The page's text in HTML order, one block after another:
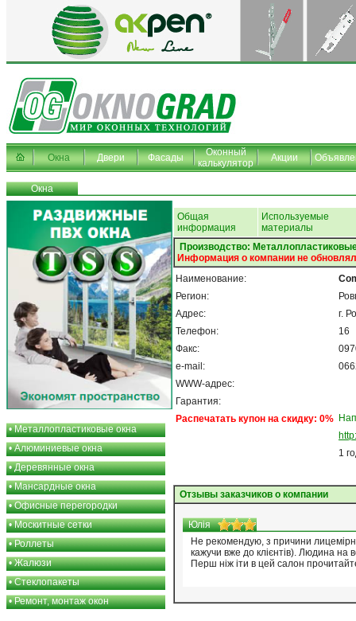
Окна Двери Фасады
Оконный
калькулятор
Акции
Окна
•Металлопластиковые окна
•Алюминиевые окна
•Деревянные окна
•Мансардные окна
•Офисные перегородки
•Москитные сетки
•Роллеты
•Жалюзи
•Стеклопакеты
•Ремонт, монтаж окон
Общая
информация
Используемые
материалы
Производство:
Информация о компании не
Наименование:
Регион:
Адрес:
Телефон:
Факс:
e-mail:
WWW-адрес:
Гарантия:
Распечатать купон на скидку: 0%
г.
16
1
Отзывы заказчиков о компании
Юлія
Не рекомендую, з причини
кажучи вже до клієнтів). Людина на
Перш ніж іти в цей салон